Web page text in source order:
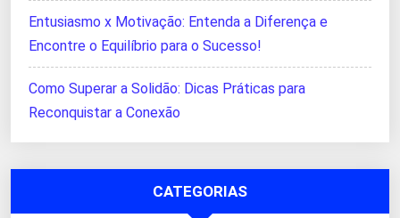
Entusiasmo x Motivação: Entenda a Diferença e
Encontre o Equilíbrio para o Sucesso!
Como Superar a Solidão: Dicas Práticas para
Reconquistar a Conexão
CATEGORIAS